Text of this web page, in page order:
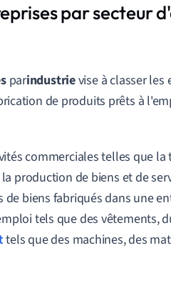
par secteur
parindustrievise à classer les
de produits prêts à
commerciales telles que
production de biens et de
de biens fabriqués dans une
tels que des vêtements,
tels que des machines, des